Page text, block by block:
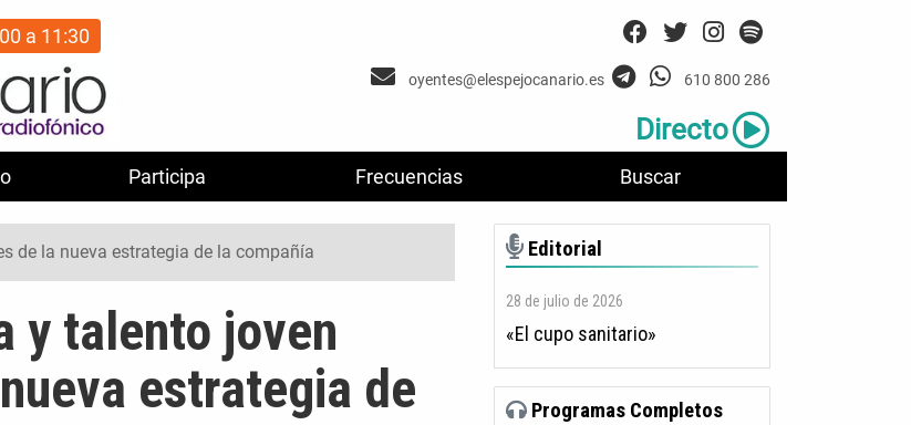
Participa Frecuencias Buscar
a 11:30
oyentes@elespejocanario.es 610 800 286
Directo
de la nueva estrategia de la compañía
y talento joven
estrategia de
Editorial
28 de julio de 2026
«El cupo sanitario»
Programas Completos